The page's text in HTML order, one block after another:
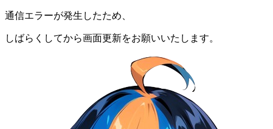
通信エラーが発生したため、
しばらくしてから画面更新をお願いいたします。